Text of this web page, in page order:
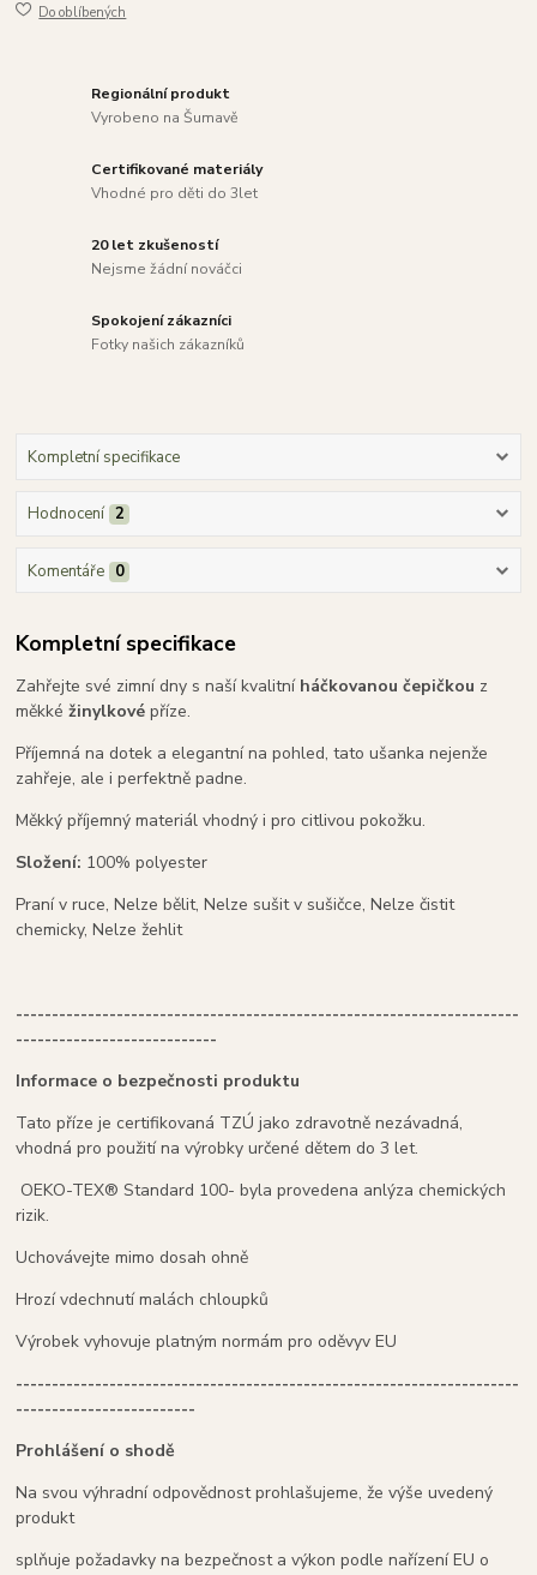
Do oblíbených
Regionální produkt
Vyrobeno na Šumavě
Certifikované materiály
Vhodné pro děti do 3let
20 let zkušeností
Nejsme žádní nováčci
Spokojení zákazníci
Fotky našich zákazníků
Kompletní specifikace
Hodnocení 2
Komentáře 0
Kompletní specifikace
Zahřejte své zimní dny s naší kvalitní háčkovanou čepičkou z
měkké žinylkové příze.
Příjemná na dotek a elegantní na pohled, tato ušanka nejenže
zahřeje, ale i perfektně padne.
Měkký příjemný materiál vhodný i pro citlivou pokožku.
Složení: 100% polyester
Praní v ruce, Nelze bělit, Nelze sušit v sušičce, Nelze čistit
chemicky, Nelze žehlit
----------------------------------------------------------------------
----------------------------
Informace o bezpečnosti produktu
Tato příze je certifikovaná TZÚ jako zdravotně nezávadná,
vhodná pro použití na výrobky určené dětem do 3 let.
OEKO-TEX® Standard 100- byla provedena anlýza chemických
rizik.
Uchovávejte mimo dosah ohně
Hrozí vdechnutí malách chloupků
Výrobek vyhovuje platným normám pro oděvyv EU
----------------------------------------------------------------------
-------------------------
Prohlášení o shodě
Na svou výhradní odpovědnost prohlašujeme, že výše uvedený
produkt
splňuje požadavky na bezpečnost a výkon podle nařízení EU o